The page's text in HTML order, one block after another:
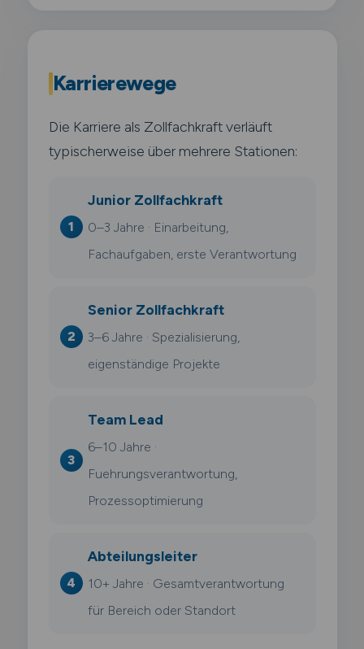
Karrierewege
Die Karriere als Zollfachkraft verläuft
typischerweise über mehrere Stationen:
Junior Zollfachkraft
0–3 Jahre · Einarbeitung,
Fachaufgaben, erste Verantwortung
Senior Zollfachkraft
3–6 Jahre · Spezialisierung,
eigenständige Projekte
Team Lead
6–10 Jahre ·
Fuehrungsverantwortung,
Prozessoptimierung
Abteilungsleiter
10+ Jahre · Gesamtverantwortung
für Bereich oder Standort